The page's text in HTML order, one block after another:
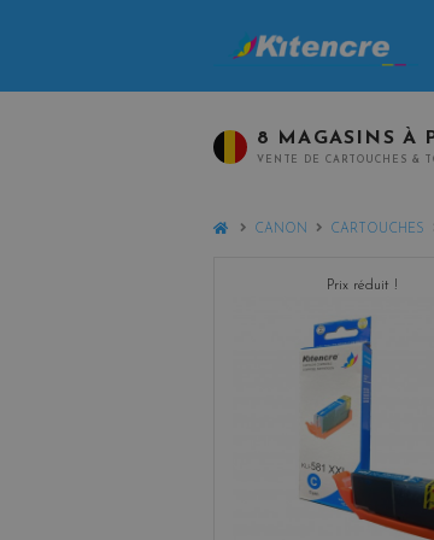
8 MAGASINS À
VENTE DE CARTOUCHES &
HOMECANON CARTOUCHES
Prix réduit !